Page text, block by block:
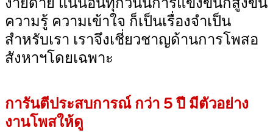
ง่ายดาย แน่นอนทุกวันนี้การแข่งขันก็สูงขึ้น
ความรู้ ความเข้าใจ ก็เป็นเรื่องจำเป็น
สำหรับเรา เราจึงเชี่ยวชาญด้านการโพสอ
สังหาฯโดยเฉพาะ
การันตีประสบการณ์ กว่า 5 ปี มีตัวอย่าง
งานโพสให้ดู